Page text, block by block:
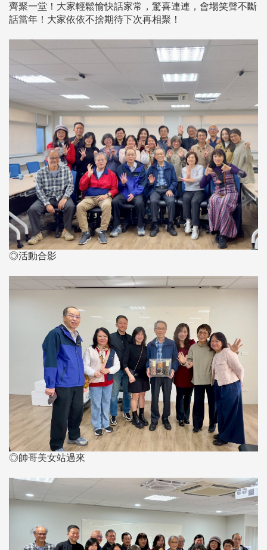
齊聚一堂！大家輕鬆愉快話家常，驚喜連連，會場笑聲不斷
話當年！大家依依不捨期待下次再相聚！
◎活動合影
◎帥哥美女站過來